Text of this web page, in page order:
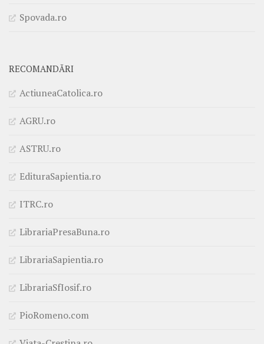
Spovada.ro
RECOMANDĂRI
ActiuneaCatolica.ro
AGRU.ro
ASTRU.ro
EdituraSapientia.ro
ITRC.ro
LibrariaPresaBuna.ro
LibrariaSapientia.ro
LibrariaSfIosif.ro
PioRomeno.com